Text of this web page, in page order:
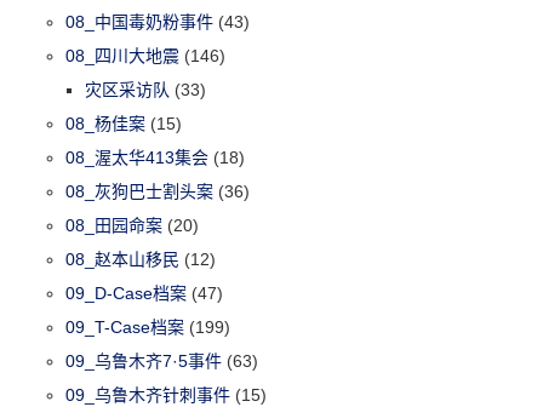
08_中国毒奶粉事件 (43)
08_四川大地震 (146)
灾区采访队 (33)
08_杨佳案 (15)
08_渥太华413集会 (18)
08_灰狗巴士割头案 (36)
08_田园命案 (20)
08_赵本山移民 (12)
09_D-Case档案 (47)
09_T-Case档案 (199)
09_乌鲁木齐7·5事件 (63)
09_乌鲁木齐针刺事件 (15)